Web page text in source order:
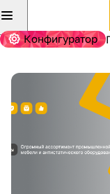
Конфигуратор